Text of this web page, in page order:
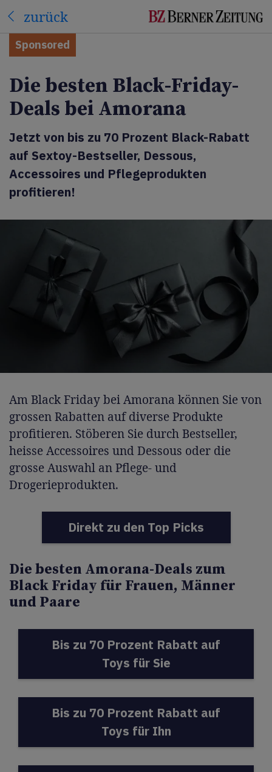
zurück
Sponsored
Die besten Black-Friday-
Deals bei Amorana
Jetzt von bis zu 70 Prozent Black-Rabatt
auf Sextoy-Bestseller, Dessous,
Accessoires und Pflegeprodukten
profitieren!
Am Black Friday bei Amorana können Sie von
grossen Rabatten auf diverse Produkte
profitieren. Stöberen Sie durch Bestseller,
heisse Accessoires und Dessous oder die
grosse Auswahl an Pflege- und
Drogerieprodukten.
Direkt zu den Top Picks
Die besten Amorana-Deals zum
Black Friday für Frauen, Männer
und Paare
Bis zu 70 Prozent Rabatt auf
Toys für Sie
Bis zu 70 Prozent Rabatt auf
Toys für Ihn